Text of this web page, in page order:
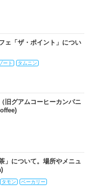
ェ「ザ・ポイント」につい
ート タムニン
旧グアムコーヒーカンパニ
」について。場所やメニュ
タモン ベーカリー